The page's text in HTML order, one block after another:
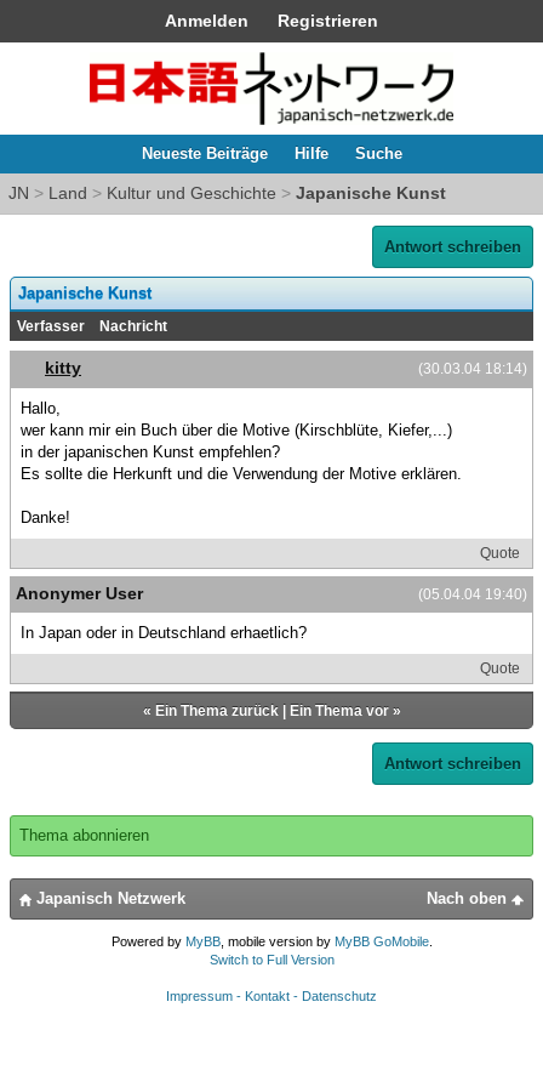
Anmelden Registrieren
Neueste Beiträge Hilfe Suche
JN > Land > Kultur und Geschichte > Japanische Kunst
Antwort schreiben
Japanische Kunst
Verfasser Nachricht
(30.03.04 18:14)
kitty
Hallo,
wer kann mir ein Buch über die Motive (Kirschblüte, Kiefer,...)
in der japanischen Kunst empfehlen?
Es sollte die Herkunft und die Verwendung der Motive erklären.
Danke!
Quote
(05.04.04 19:40)
Anonymer User
In Japan oder in Deutschland erhaetlich?
Quote
« Ein Thema zurück| Ein Thema vor»
Antwort schreiben
Thema abonnieren
Nach oben
Japanisch Netzwerk
Powered by MyBB, mobile version by MyBB GoMobile.
Switch to Full Version
Impressum - Kontakt - Datenschutz